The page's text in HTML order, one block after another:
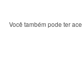
Você também pode ter